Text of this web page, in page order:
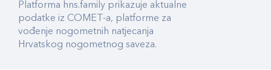
Platforma hns.family prikazuje aktualne
podatke iz COMET-a, platforme za
vođenje nogometnih natjecanja
Hrvatskog nogometnog saveza.